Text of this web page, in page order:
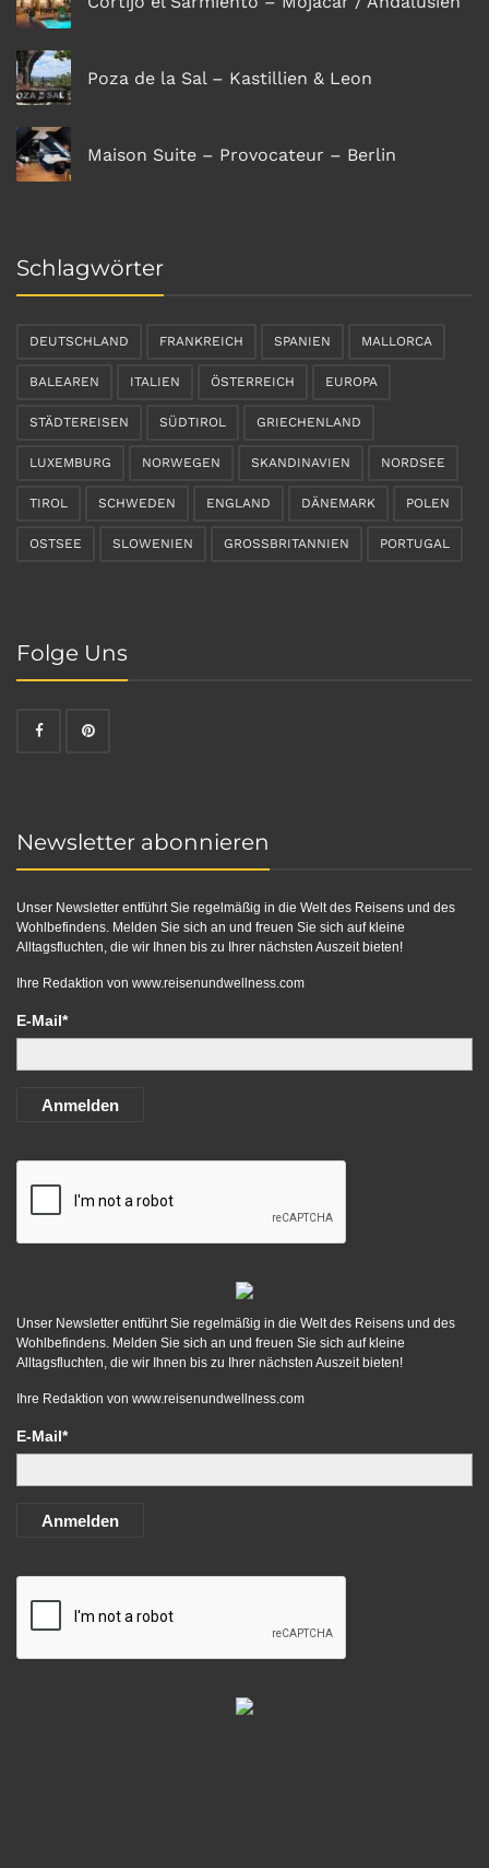
Poza de la Sal – Kastillien & Leon
Maison Suite – Provocateur – Berlin
Schlagwörter
DEUTSCHLAND FRANKREICH SPANIEN MALLORCA
BALEAREN ITALIEN ÖSTERREICH EUROPA
STÄDTEREISEN SÜDTIROL GRIECHENLAND
LUXEMBURG NORWEGEN SKANDINAVIEN NORDSEE
TIROL SCHWEDEN ENGLAND DÄNEMARK POLEN
OSTSEE SLOWENIEN GROSSBRITANNIEN PORTUGAL
Folge Uns
Newsletter abonnieren
Unser Newsletter entführt Sie regelmäßig in die Welt des Reisens und des
Wohlbefindens. Melden Sie sich an und freuen Sie sich auf kleine
Alltagsfluchten, die wir Ihnen bis zu Ihrer nächsten Auszeit bieten!
Ihre Redaktion von www.reisenundwellness.com
E-Mail*
Anmelden
Unser Newsletter entführt Sie regelmäßig in die Welt des Reisens und des
Wohlbefindens. Melden Sie sich an und freuen Sie sich auf kleine
Alltagsfluchten, die wir Ihnen bis zu Ihrer nächsten Auszeit bieten!
Ihre Redaktion von www.reisenundwellness.com
E-Mail*
Anmelden